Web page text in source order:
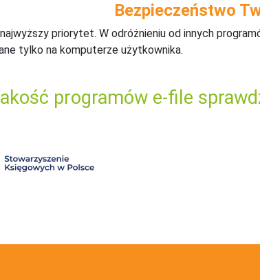
Bezpieczeństwo
priorytet. W odróżnieniu od innych
tylko na komputerze użytkownika.
programów e-file